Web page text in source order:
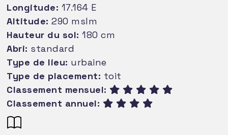
Longitude: 17.164 E
Altitude: 290 mslm
Hauteur du sol: 180 cm
Abri: standard
Type de lieu: urbaine
Type de placement: toit
Classement mensuel:
Classement annuel: